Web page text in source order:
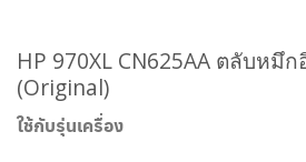
HP 970XL CN625AA ตลับหมึก
(Original)
ใช้กับรุ่นเครื่อง